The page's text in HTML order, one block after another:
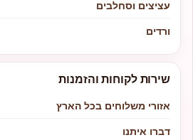
עציצים וסחלבים
ורדים
שירות לקוחות והזמנות
אזורי משלוחים בכל הארץ
דברו איתנו